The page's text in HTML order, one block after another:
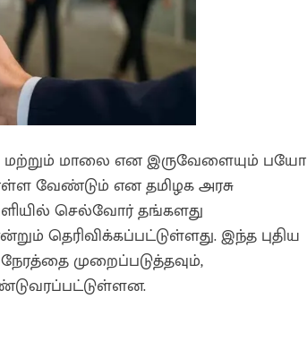
மாலை என இருவேளையும் பயோ
வேண்டும் என தமிழக அரசு
செல்வோர் தங்களது
தெரிவிக்கப்பட்டுள்ளது. இந்த புதிய
முறைப்படுத்தவும்,